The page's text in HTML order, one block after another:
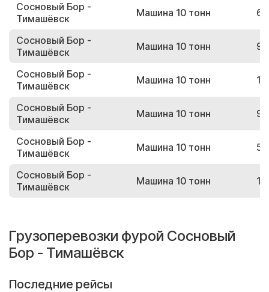
Сосновый Бор -
Тимашёвск
Машина 10 тонн
Сосновый Бор -
Тимашёвск
Машина 10 тонн
Сосновый Бор -
Тимашёвск
Машина 10 тонн
Сосновый Бор -
Тимашёвск
Машина 10 тонн
Сосновый Бор -
Тимашёвск
Машина 10 тонн
Сосновый Бор -
Тимашёвск
Машина 10 тонн
Грузоперевозки фурой Сосновый
Бор - Тимашёвск
Последние рейсы